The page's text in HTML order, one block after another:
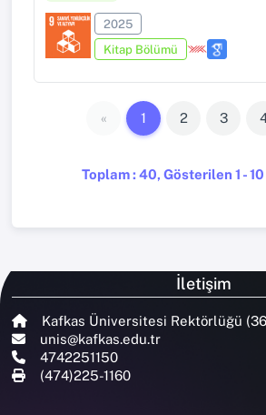
2025
Kitap Bölümü
Toplam : 40, Gösterilen 1 - 10
« 1 2 3
İletişim
Kafkas Üniversitesi Rektörlüğü
unis@kafkas.edu.tr
4742251150
(474)225-1160